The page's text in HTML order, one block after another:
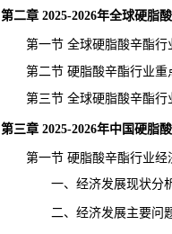
第二章 2025-2026年全球硬脂
第一节 全球硬脂酸辛酯行
第二节 硬脂酸辛酯行业重
第三节 全球硬脂酸辛酯行
第三章 2025-2026年中国硬脂
第一节 硬脂酸辛酯行业经
一、经济发展现状分
二、经济发展主要问